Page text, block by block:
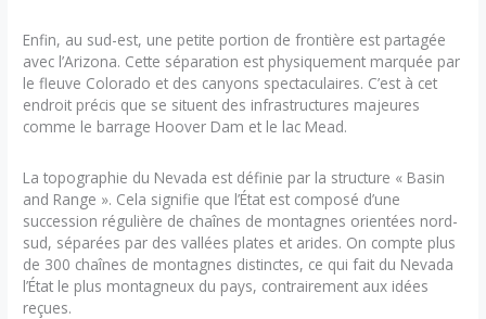
Enfin, au sud-est, une petite portion de frontière est partagée
avec l’Arizona. Cette séparation est physiquement marquée par
le fleuve Colorado et des canyons spectaculaires. C’est à cet
endroit précis que se situent des infrastructures majeures
comme le barrage Hoover Dam et le lac Mead.
La topographie du Nevada est définie par la structure « Basin
and Range ». Cela signifie que l’État est composé d’une
succession régulière de chaînes de montagnes orientées nord-
sud, séparées par des vallées plates et arides. On compte plus
de 300 chaînes de montagnes distinctes, ce qui fait du Nevada
l’État le plus montagneux du pays, contrairement aux idées
reçues.